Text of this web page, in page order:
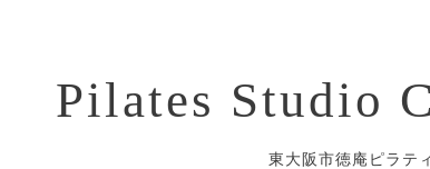
Pilates Studio
東大阪市徳庵ピラテ